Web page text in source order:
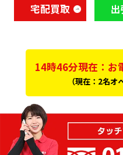
宅配買取
14時46分現在：お
（現在：2名オ